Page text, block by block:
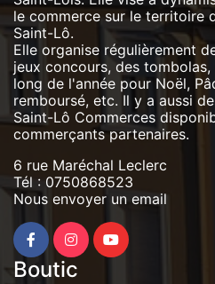
le commerce sur le territoire
Saint-Lô.
Elle organise régulièrement
jeux concours, des
long de l'année pour Noël,
remboursé, etc. Il y a aussi
Saint-Lô Commerces
commerçants partenaires.
6 rue Maréchal Leclerc
Tél : 0750868523
Nous envoyer un email
Boutic